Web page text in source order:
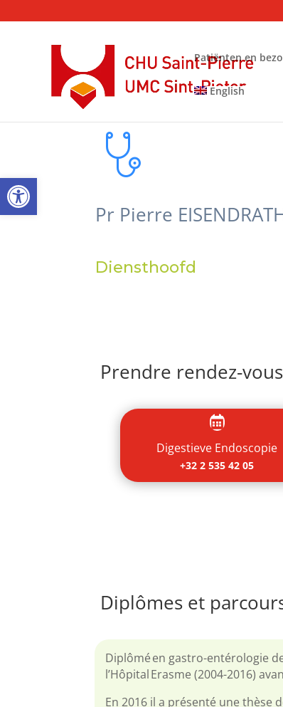
Open toolbar
Patiënten en
English
Pr Pierre
Diensthoofd
Prendre rendez-

Digestieve Endoscopie
+32 2 535 42 05
Diplômes et
Diplômé en gastro-entérologie
l’Hôpital Erasme (2004-2016)
En 2016 il a présenté une thèse